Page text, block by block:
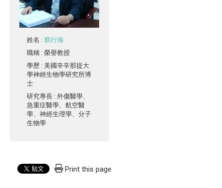
姓名 :蔡行瀚
職稱 : 榮譽教授
學歷 : 美國辛辛那提大
學神經生物學研究所博
士
研究專長 : 外傷醫學、
急重症醫學、航空醫
學、神經生理學、分子
生物學
Print this page